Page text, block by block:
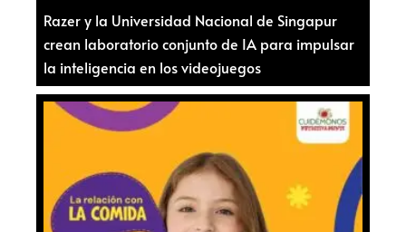
Razer y la Universidad Nacional de Singapur
crean laboratorio conjunto de IA para impulsar
la inteligencia en los videojuegos